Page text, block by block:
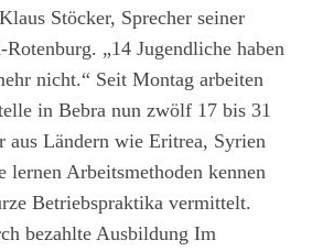
Stöcker, Sprecher seiner
„14 Jugendliche haben
nicht.“ Seit Montag arbeiten
in Bebra nun zwölf 17 bis 31
aus Ländern wie Eritrea, Syrien
lernen Arbeitsmethoden kennen
Betriebspraktika vermittelt.
bezahlte Ausbildung Im